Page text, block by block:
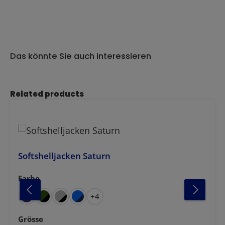
Das könnte Sie auch interessieren
Produktgalerie überspringen
Related products
Softshelljacken Saturn
Farbe
auswählen
+4
Grösse
grau
blau grau